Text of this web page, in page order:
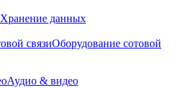
Хранение данных
Оборудование сотовой
Аудио & видео